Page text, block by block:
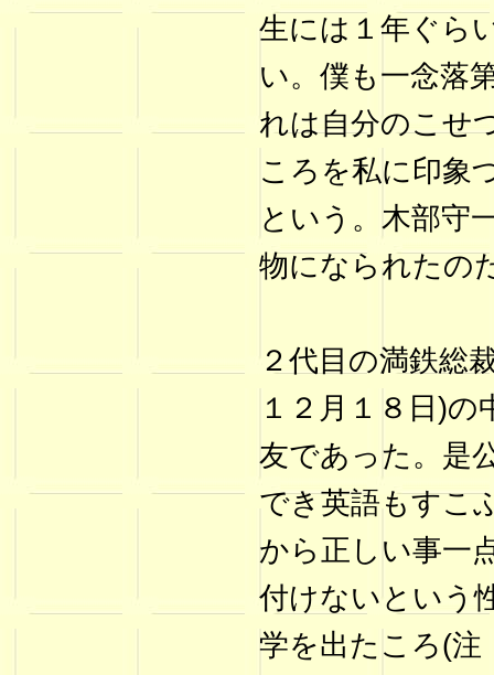
生には１年ぐら
い。僕も一念落
れは自分のこせ
ころを私に印象
という。木部守
物になられたの
２代目の満鉄総
１２月１８日)
友であった。是
でき英語もすこ
から正しい事一
付けないという
学を出たころ(注